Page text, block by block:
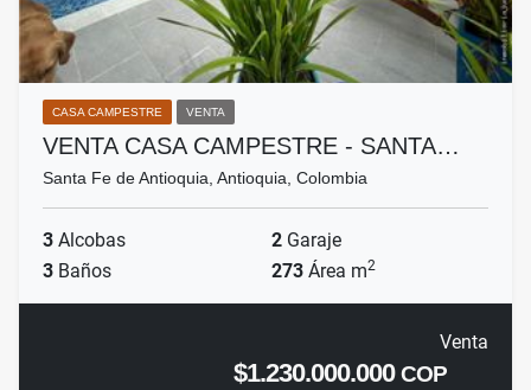
CASA CAMPESTRE VENTA
VENTA CASA CAMPESTRE - SANTA…
Santa Fe de Antioquia, Antioquia, Colombia
3 Alcobas 2 Garaje
3 Baños 273 Área m2
Venta
$1.230.000.000COP